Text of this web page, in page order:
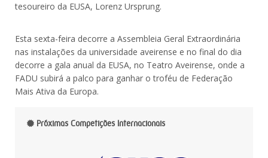
tesoureiro da EUSA, Lorenz Ursprung.
Esta sexta-feira decorre a Assembleia Geral Extraordinária
nas instalações da universidade aveirense e no final do dia
decorre a gala anual da EUSA, no Teatro Aveirense, onde a
FADU subirá a palco para ganhar o troféu de Federação
Mais Ativa da Europa.
Próximas Competições Internacionais